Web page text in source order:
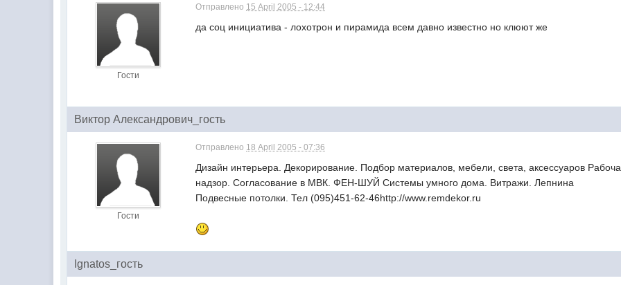
Гости
Отправлено 15 April 2005 - 12:44
да соц инициатива - лохотрон и пирамида всем давно известно но клюют же
Виктор Александрович_гость
Гости
Отправлено 18 April 2005 - 07:36
Дизайн интерьера. Декорирование. Подбор материалов, мебели, света, аксессуаров
надзор. Согласование в МВК. ФЕН-ШУЙ Системы умного дома. Витражи. Лепнина
Подвесные потолки. Тел (095)451-62-46http://www.remdekor.ru
Ignatos_гость